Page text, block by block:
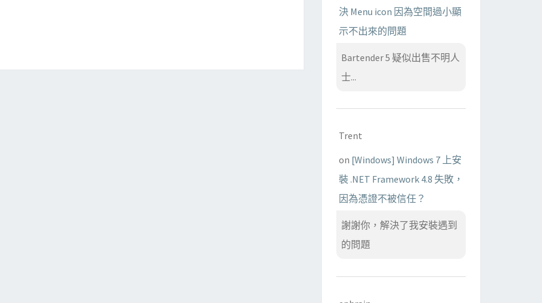
決 Menu icon 因為空間過小顯
示不出來的問題
Bartender 5 疑似出售不明人
士...
Trent
on [Windows] Windows 7 上安
裝 .NET Framework 4.8 失敗，
因為憑證不被信任？
謝謝你，解決了我安裝遇到
的問題